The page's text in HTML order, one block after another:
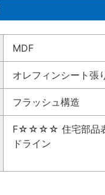
MDF
オレフィンシート張
フラッシュ構造
F☆☆☆☆ 住宅部品
ドライン